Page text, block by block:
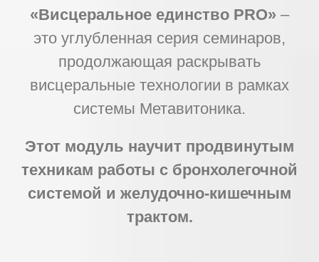
«Висцеральное единство PRO» –
это углубленная серия семинаров,
продолжающая раскрывать
висцеральные технологии в рамках
системы Метавитоника.
Этот модуль научит продвинутым
техникам работы с бронхолегочной
системой и желудочно-кишечным
трактом.